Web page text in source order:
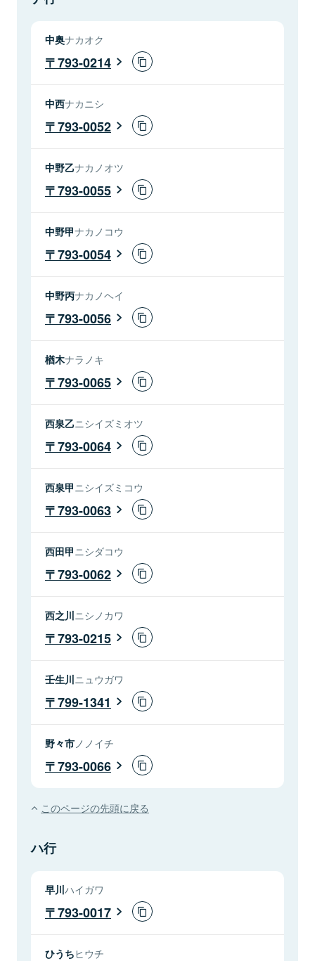
中奥ナカオク
793-0214
中西ナカニシ
793-0052
中野乙ナカノオツ
793-0055
中野甲ナカノコウ
793-0054
中野丙ナカノヘイ
793-0056
楢木ナラノキ
793-0065
西泉乙ニシイズミオツ
793-0064
西泉甲 ニシイズミコウ
793-0063
西田甲 ニシダコウ
793-0062
西之川ニシノカワ
793-0215
壬生川ニュウガワ
799-1341
野々市 ノノイチ
793-0066
このページの先頭に戻る
ハ行
早川ハイガワ
793-0017
ひうちヒウチ